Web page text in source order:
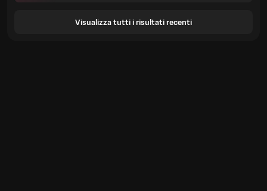
Visualizza tutti i risultati recenti